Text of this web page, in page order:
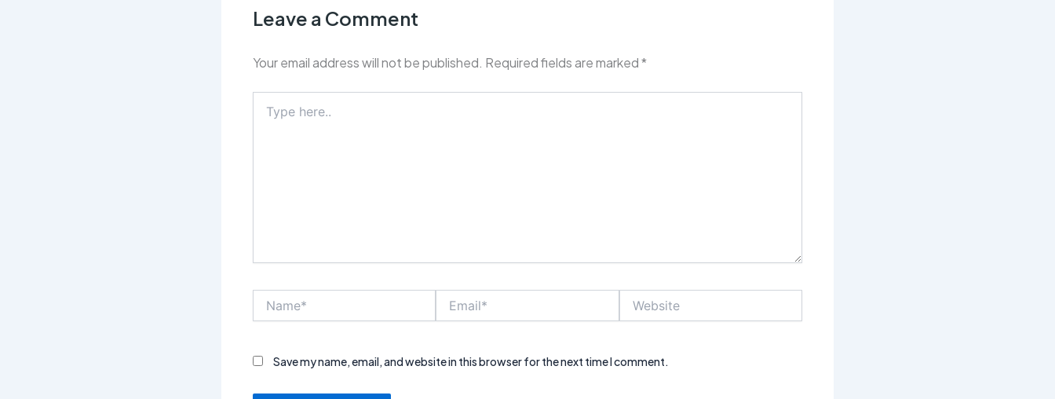
Leave a Comment
Your email address will not be published. Required fields are marked*
here..
Save my name, email, and website in this browser for the next time I comment.